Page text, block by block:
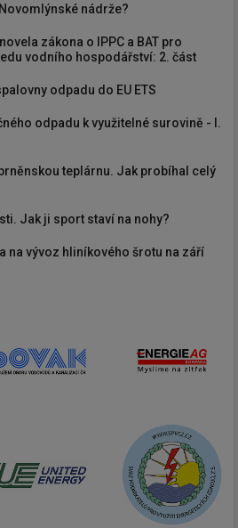
nádrže?
zákona o IPPC a BAT pro
vodního hospodářství: 2. část
odpadu do EU ETS
odpadu k využitelné surovině - I.
teplárnu. Jak probíhal celý
Jak ji sport staví na nohy?
na vývoz hliníkového šrotu na září